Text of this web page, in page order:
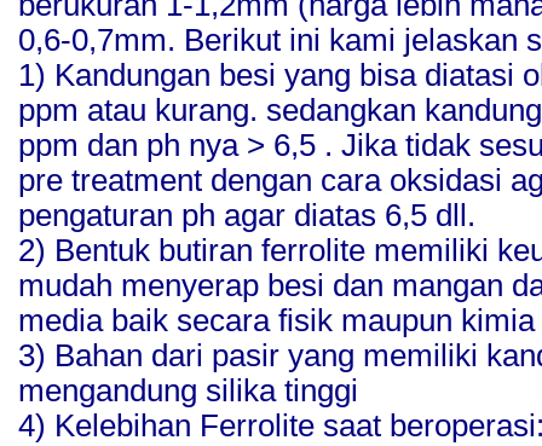
0,6-0,7mm. Berikut ini kami jelaskan
1) Kandungan besi yang bisa diatasi
ppm atau kurang. sedangkan
ppm dan ph nya > 6,5 . Jika tidak
pre treatment dengan cara oksidasi
pengaturan ph agar diatas 6,5 dll.
2) Bentuk butiran ferrolite memiliki
mudah menyerap besi dan mangan
media baik secara fisik maupun kimia
3) Bahan dari pasir yang memiliki
mengandung silika tinggi
4) Kelebihan Ferrolite saat